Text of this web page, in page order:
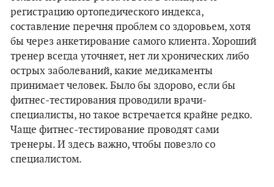
регистрацию ортопедического индекса,
составление перечня проблем со здоровьем, хотя
бы через анкетирование самого клиента. Хороший
тренер всегда уточняет, нет ли хронических либо
острых заболеваний, какие медикаменты
принимает человек. Было бы здорово, если бы
фитнес-тестирования проводили врачи-
специалисты, но такое встречается крайне редко.
Чаще фитнес-тестирование проводят сами
тренеры. И здесь важно, чтобы повезло со
специалистом.